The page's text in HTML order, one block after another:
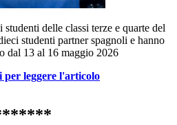
delle classi terze e quarte del
studenti partner spagnoli e hanno
dal 13 al 16 maggio 2026
per leggere l'articolo